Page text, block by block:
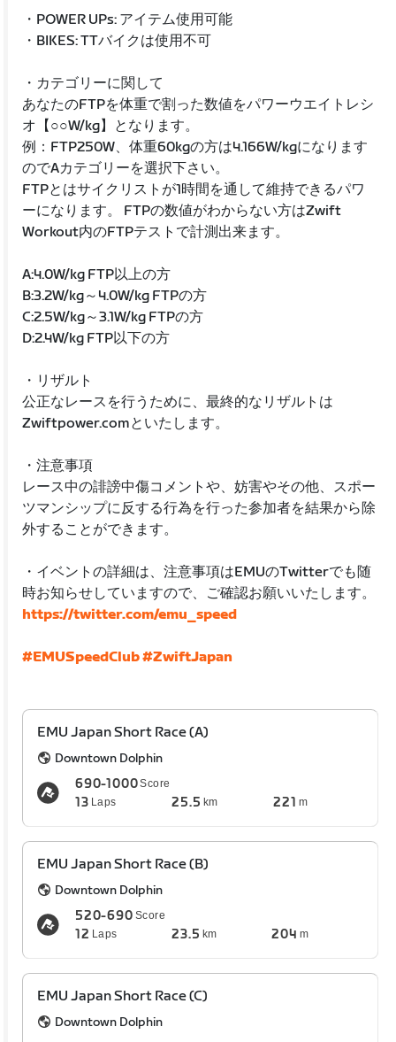
・POWER UPs: アイテム使用可能
・BIKES: TTバイクは使用不可
・カテゴリーに関して
あなたのFTPを体重で割った数値をパワーウエイトレシ
オ【○○W/kg】となります。
例：FTP250W、体重60kgの方は4.166W/kgになります
のでAカテゴリーを選択下さい。
FTPとはサイクリストが1時間を通して維持できるパワ
ーになります。 FTPの数値がわからない方はZwift
Workout内のFTPテストで計測出来ます。
A:4.0W/kg FTP以上の方
B:3.2W/kg～4.0W/kg FTPの方
C:2.5W/kg～3.1W/kg FTPの方
D:2.4W/kg FTP以下の方
・リザルト
公正なレースを行うために、最終的なリザルトは
Zwiftpower.comといたします。
・注意事項
レース中の誹謗中傷コメントや、妨害やその他、スポー
ツマンシップに反する行為を行った参加者を結果から除
外することができます。
・イベントの詳細は、注意事項はEMUのTwitterでも随
時お知らせしていますので、ご確認お願いいたします。
https://twitter.com/emu_speed
#EMUSpeedClub#ZwiftJapan
EMU Japan Short Race (A)
Downtown Dolphin
690-1000Score
13 Laps 25.5 km 221 m
EMU Japan Short Race (B)
Downtown Dolphin
520-690 Score
12 Laps 23.5 km 204 m
EMU Japan Short Race (C)
Downtown Dolphin